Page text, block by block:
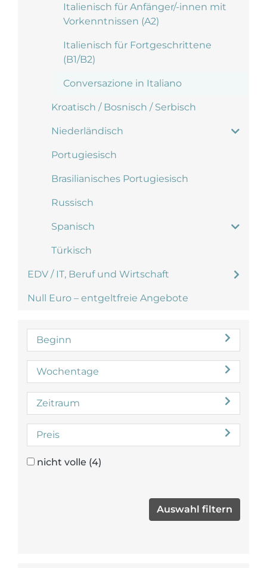
Italienisch für Anfänger/-innen mit
Vorkenntnissen (A2)
Italienisch für Fortgeschrittene
(B1/B2)
Conversazione in Italiano
Kroatisch / Bosnisch / Serbisch
Niederländisch
Portugiesisch
Brasilianisches Portugiesisch
Russisch
Spanisch
Türkisch
EDV / IT, Beruf und Wirtschaft
Null Euro – entgeltfreie Angebote
Beginn
Wochentage
Zeitraum
Preis
nicht volle (4)